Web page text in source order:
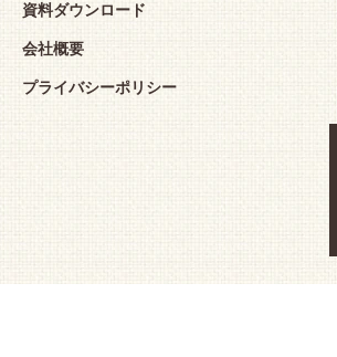
資料ダウンロード
会社概要
プライバシーポリシー